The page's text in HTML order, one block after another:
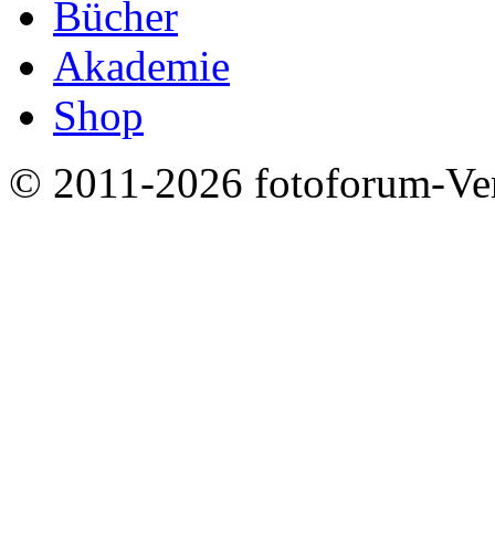
Bücher
Akademie
Shop
© 2011-2026 fotoforum-